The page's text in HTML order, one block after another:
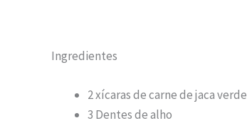
Ingredientes
2 xícaras de carne de jaca verde
3 Dentes de alho